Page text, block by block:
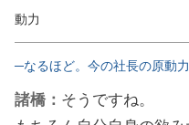
動力
─なるほど。今の社長の原動
諸橋： そうですね。